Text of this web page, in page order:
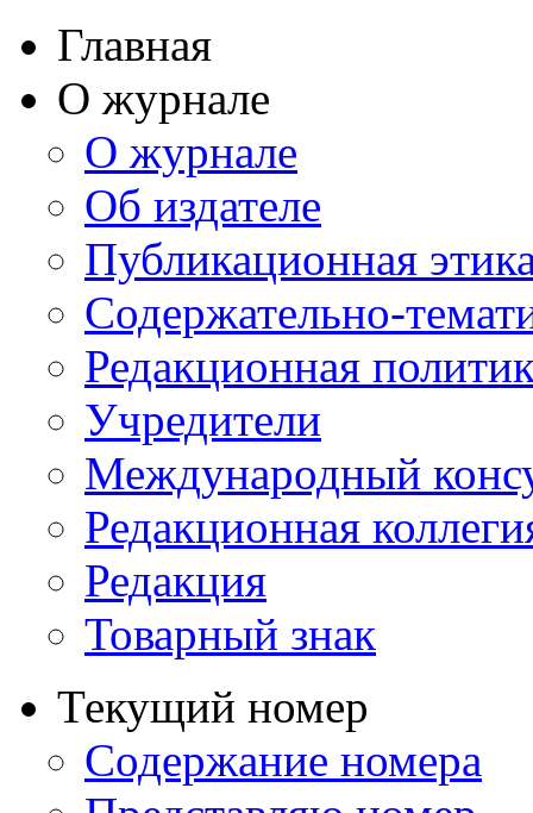
Главная
О журнале
О журнале
Об издателе
Публикационная
Содержательно-
Редакционная
Учредители
Международный
Редакционная
Редакция
Товарный знак
Текущий номер
Содержание номера